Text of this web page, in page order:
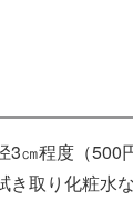
3㎝程度（500
き取り化粧水